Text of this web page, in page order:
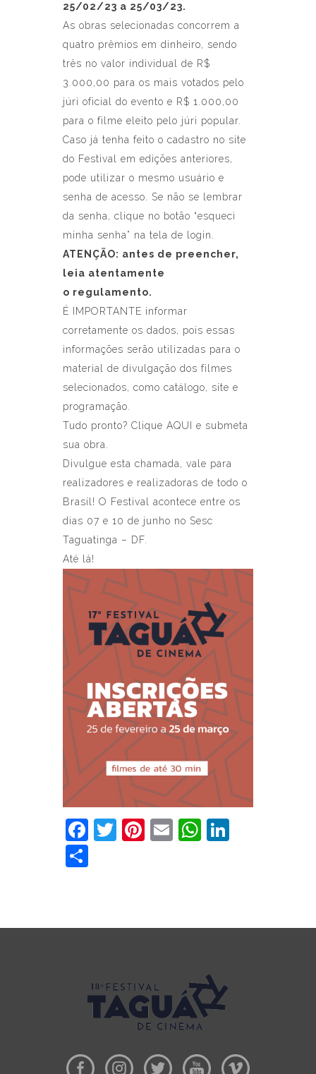
25/02/23 a 25/03/23.
As obras selecionadas concorrem a
quatro prêmios em dinheiro, sendo
três no valor individual de R$
3.000,00 para os mais votados pelo
júri oficial do evento e R$ 1.000,00
para o filme eleito pelo júri popular.
Caso já tenha feito o cadastro no site
do Festival em edições anteriores,
pode utilizar o mesmo usuário e
senha de acesso. Se não se lembrar
da senha, clique no botão “esqueci
minha senha” na tela de login.
ATENÇÃO: antes de preencher,
leia atentamente
o regulamento.
É IMPORTANTE informar
corretamente os dados, pois essas
informações serão utilizadas para o
material de divulgação dos filmes
selecionados, como catálogo, site e
programação.
Tudo pronto? Clique AQU
I e submeta
sua obra.
Divulgue esta chamada, vale para
realizadores e realizadoras de todo o
Brasil! O Festival acontece entre os
dias 07 e 10 de junho no Sesc
Taguatinga – DF.
Até lá!
Facebook
Twitter
Pinterest
EmailWhatsApp